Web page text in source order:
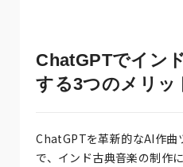
ChatGPTでイン
する3つのメリッ
ChatGPTを革新的なAI作曲
で、インド古典音楽の制作